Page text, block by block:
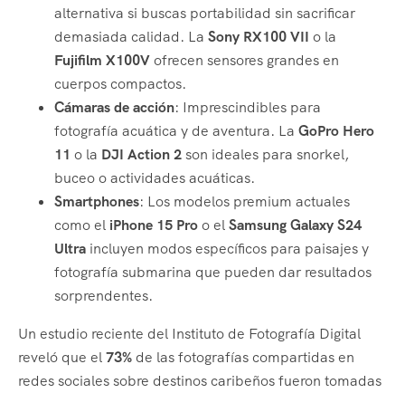
alternativa si buscas portabilidad sin sacrificar
demasiada calidad. La Sony RX100 VII o la
Fujifilm X100Vofrecen sensores grandes en
cuerpos compactos.
Cámaras de acción: Imprescindibles para
fotografía acuática y de aventura. La GoPro Hero
11 o la DJI Action 2son ideales para snorkel,
buceo o actividades acuáticas.
Smartphones: Los modelos premium actuales
como el iPhone 15 Proo elSamsung Galaxy S24
Ultra incluyen modos específicos para paisajes y
fotografía submarina que pueden dar resultados
sorprendentes.
Un estudio reciente del Instituto de Fotografía Digital
reveló que el73% de las fotografías compartidas en
redes sociales sobre destinos caribeños fueron tomadas